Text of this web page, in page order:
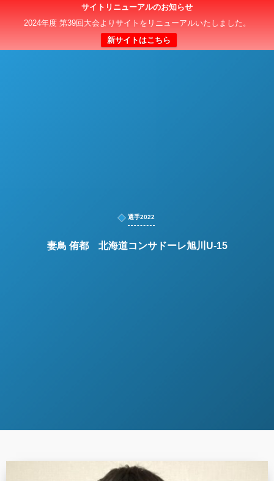
サイトリニューアルのお知らせ
2024年度 第39回大会よりサイトをリニューアルいたしました。
新サイトはこちら
日本クラブユースサッカー選手権（U-15）大会
選手2022
妻鳥 侑都 北海道コンサドーレ旭川U-15